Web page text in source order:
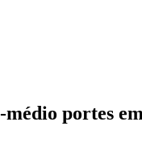
portes